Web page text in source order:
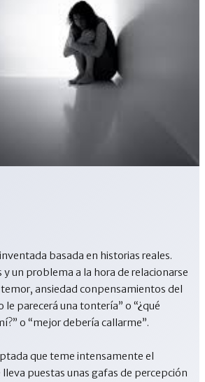
basada en historias reales.
un problema a la hora de relacionarse
ansiedad conpensamientos del
le parecerá una tontería” o “¿qué
o “mejor debería callarme”.
que teme intensamente el
lleva puestas unas gafas de percepción